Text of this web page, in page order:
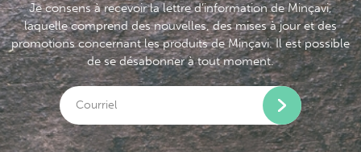
Je consens à recevoir la lettre d’information de Minçavi,
laquelle comprend des nouvelles, des mises à jour et des
promotions concernant les produits de Minçavi. Il est possible
de se désabonner à tout moment.